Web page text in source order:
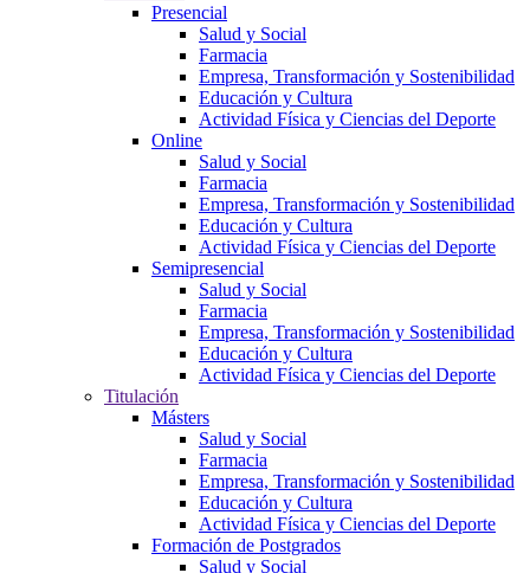
Presencial
Salud y Social
Farmacia
Empresa, Transformación y Sostenibilidad
Educación y Cultura
Actividad Física y Ciencias del Deporte
Online
Salud y Social
Farmacia
Empresa, Transformación y Sostenibilidad
Educación y Cultura
Actividad Física y Ciencias del Deporte
Semipresencial
Salud y Social
Farmacia
Empresa, Transformación y Sostenibilidad
Educación y Cultura
Actividad Física y Ciencias del Deporte
Titulación
Másters
Salud y Social
Farmacia
Empresa, Transformación y Sostenibilidad
Educación y Cultura
Actividad Física y Ciencias del Deporte
Formación de Postgrados
Salud y Social